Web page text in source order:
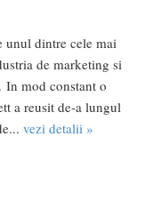
unul dintre cele mai
de marketing si
In mod constant o
a reusit de-a lungul
vezi detalii »